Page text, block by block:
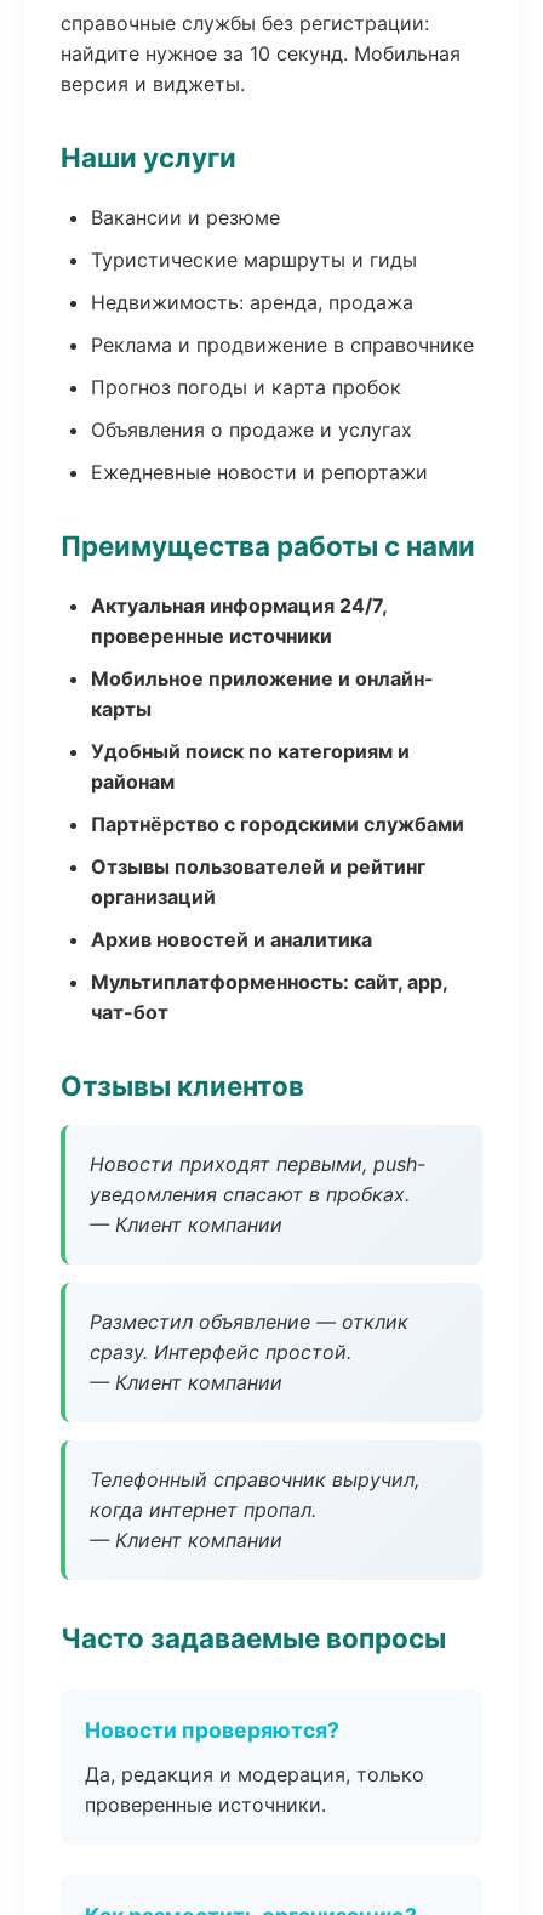
справочные службы без регистрации:
найдите нужное за 10 секунд. Мобильная
версия и виджеты.
Наши услуги
Вакансии и резюме
Туристические маршруты и гиды
Недвижимость: аренда, продажа
Реклама и продвижение в справочнике
Прогноз погоды и карта пробок
Объявления о продаже и услугах
Ежедневные новости и репортажи
Преимущества работы с нами
Актуальная информация 24/7,
проверенные источники
Мобильное приложение и онлайн-
карты
Удобный поиск по категориям и
районам
Партнёрство с городскими службами
Отзывы пользователей и рейтинг
организаций
Архив новостей и аналитика
Мультиплатформенность: сайт, app,
чат-бот
Отзывы клиентов
Новости приходят первыми, push-
уведомления спасают в пробках.
— Клиент компании
Разместил объявление — отклик
сразу. Интерфейс простой.
— Клиент компании
Телефонный справочник выручил,
когда интернет пропал.
— Клиент компании
Часто задаваемые вопросы
Новости проверяются?
Да, редакция и модерация, только
проверенные источники.